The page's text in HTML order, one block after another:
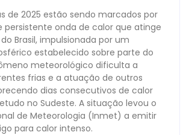
de 2025 estão sendo marcados por
persistente onda de calor que atinge
Brasil, impulsionada por um
estabelecido sobre parte do
meteorológico dificulta a
frias e a atuação de outros
dias consecutivos de calor
no Sudeste. A situação levou o
de Meteorologia (Inmet) a emitir
para calor intenso.